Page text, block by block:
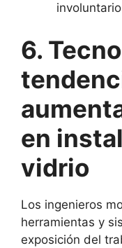
6.
en
vidrio
Los ingenieros
herramientas y
exposición del